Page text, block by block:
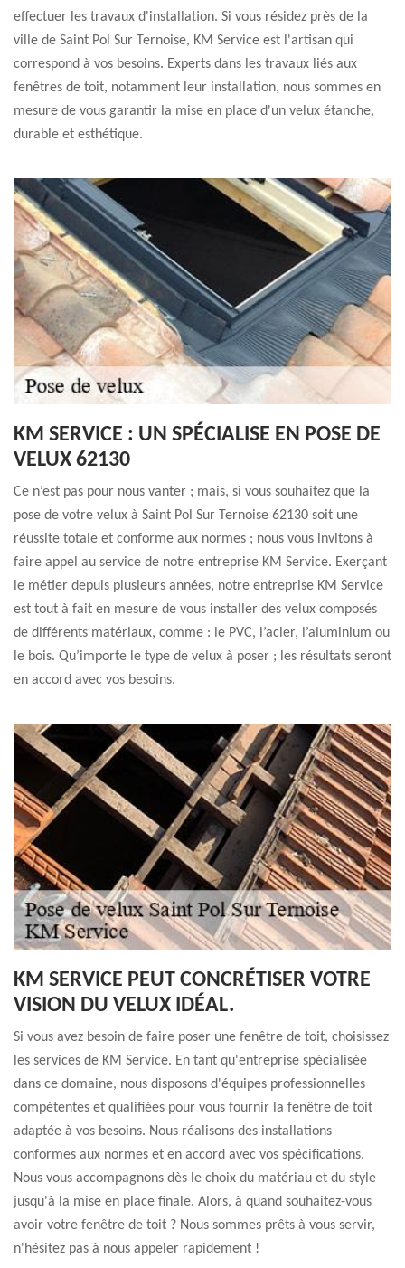
effectuer les travaux d'installation. Si vous résidez près de la
ville de Saint Pol Sur Ternoise, KM Service est l'artisan qui
correspond à vos besoins. Experts dans les travaux liés aux
fenêtres de toit, notamment leur installation, nous sommes en
mesure de vous garantir la mise en place d'un velux étanche,
durable et esthétique.
KM SERVICE : UN SPÉCIALISE EN POSE DE
VELUX 62130
Ce n’est pas pour nous vanter ; mais, si vous souhaitez que la
pose de votre velux à Saint Pol Sur Ternoise 62130 soit une
réussite totale et conforme aux normes ; nous vous invitons à
faire appel au service de notre entreprise KM Service. Exerçant
le métier depuis plusieurs années, notre entreprise KM Service
est tout à fait en mesure de vous installer des velux composés
de différents matériaux, comme : le PVC, l’acier, l’aluminium ou
le bois. Qu’importe le type de velux à poser ; les résultats seront
en accord avec vos besoins.
KM SERVICE PEUT CONCRÉTISER VOTRE
VISION DU VELUX IDÉAL.
Si vous avez besoin de faire poser une fenêtre de toit, choisissez
les services de KM Service. En tant qu'entreprise spécialisée
dans ce domaine, nous disposons d'équipes professionnelles
compétentes et qualifiées pour vous fournir la fenêtre de toit
adaptée à vos besoins. Nous réalisons des installations
conformes aux normes et en accord avec vos spécifications.
Nous vous accompagnons dès le choix du matériau et du style
jusqu'à la mise en place finale. Alors, à quand souhaitez-vous
avoir votre fenêtre de toit ? Nous sommes prêts à vous servir,
n'hésitez pas à nous appeler rapidement !